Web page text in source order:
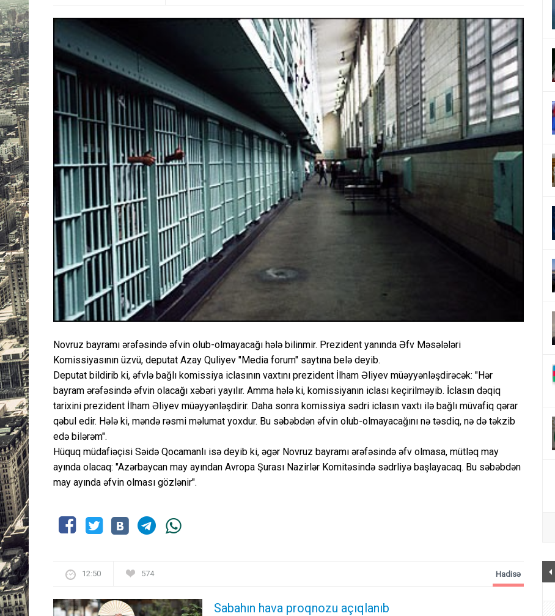
Novruz bayramı ərəfəsində əfvin olub-olmayacağı hələ bilinmir. Prezident yanında Əfv Məsələləri
Komissiyasının üzvü, deputat Azay Quliyev "Media forum" saytına belə deyib.
Deputat bildirib ki, əfvlə bağlı komissiya iclasının vaxtını prezident İlham Əliyev müəyyənləşdirəcək: "Hər
bayram ərəfəsində əfvin olacağı xəbəri yayılır. Amma hələ ki, komissiyanın iclası keçirilməyib. İclasın dəqiq
tarixini prezident İlham Əliyev müəyyənləşdirir. Daha sonra komissiya sədri iclasın vaxtı ilə bağlı müvafiq qərar
qəbul edir. Hələ ki, məndə rəsmi məlumat yoxdur. Bu səbəbdən əfvin olub-olmayacağını nə təsdiq, nə də təkzib
edə bilərəm".
Hüquq müdafiəçisi Səidə Qocamanlı isə deyib ki, əgər Novruz bayramı ərəfəsində əfv olmasa, mütləq may
ayında olacaq: "Azərbaycan may ayından Avropa Şurası Nazirlər Komitəsində sədrliyə başlayacaq. Bu səbəbdən
may ayında əfvin olması gözlənir".
12:50 574
Sabahın hava proqnozu açıqlanıb
Hadisə